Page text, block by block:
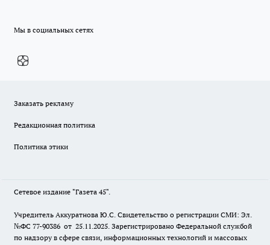
Мы в социальных сетях
Заказать рекламу
Редакционная политика
Политика этики
Сетевое издание "Газета 45".
Учредитель Аккуратнова Ю.С. Свидетельство о регистрации СМИ: Эл.
№ФС 77-90386 от 25.11.2025. Зарегистрировано Федеральной службой
по надзору в сфере связи, информационных технологий и массовых